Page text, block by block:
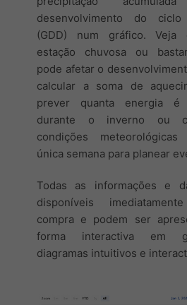
desenvolvimento do ciclo
(GDD) num gráfico. Veja
estação chuvosa ou
pode afetar o
calcular a soma de
prever quanta energia é
durante o inverno ou
condições
única semana para planear
Todas as informações e
disponíveis
compra e podem ser
forma interactiva em
diagramas intuitivos e